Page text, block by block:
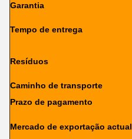
Garantia
Tempo de entrega
Resíduos
Caminho de transporte
Prazo de pagamento
Mercado de exportação actual